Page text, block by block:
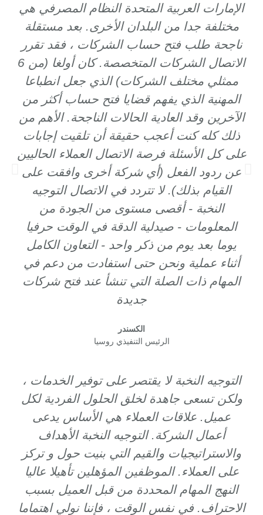
الإمارات العربية المتحدة النظام المصرفي هي
مختلفة جدا من البلدان الأخرى. بعد مستقلة
ناجحة طلب فتح حساب الشركات ، فقد تقرر
الاتصال الشركات المتخصصة. كان أولغا (من 6
ممثلي مختلف الشركات) الذي جعل انطباعا
المهنية الذي يفهم قضايا فتح حساب أكثر من
الآخرين وقد العادية الحالات الناجحة. الأهم من
ذلك كله كنت أعجب حقيقة أن تلقيت إجابات
على كل الأسئلة فرصة الاتصال العملاء الحاليين
عن ردود الفعل (أي شركة أخرى وافقت على
القيام بذلك). لا تتردد في الاتصال التوجيه
النخبة - أقصى مستوى من الجودة من
المعلومات - صيدلية الدقة في الوقت حرفيا
يوما بعد يوم من ذكر واحد - التعاون الكامل
أثناء عملية ونحن حتى استفادت من دعم في
المهام ذات الصلة التي تنشأ عند فتح شركات
جديدة
الكسندر
الرئيس التنفيذي روسيا
التوجيه النخبة لا يقتصر على توفير الخدمات ،
ولكن تسعى جاهدة لخلق الحلول الفردية لكل
عميل. علاقات العملاء هي الأساس يدعى
أعمال الشركة. التوجيه النخبة الأهداف
والاستراتيجيات والقيم التي بنيت حول و تركز
على العملاء. الموظفين المؤهلين تأهيلا عاليا
النهج المهام المحددة من قبل العميل بسبب
الاحتراف. في نفس الوقت ، فإننا نولي اهتماما